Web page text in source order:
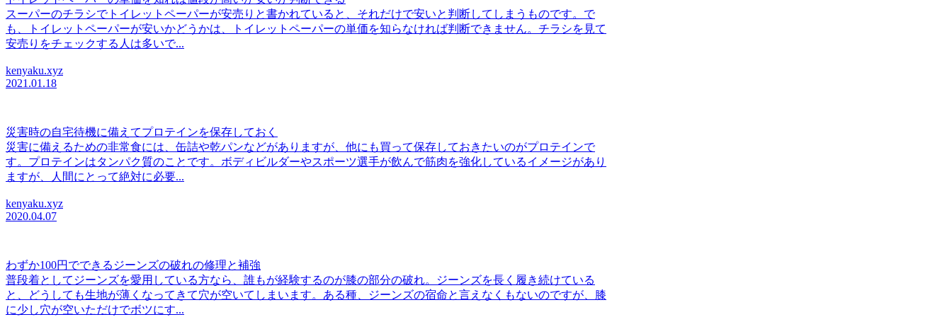
スーパーのチラシでトイレットペーパーが安売りと書かれていると、それだけで安いと判断してしまうものです。で
も、トイレットペーパーが安いかどうかは、トイレットペーパーの単価を知らなければ判断できません。チラシを見て
安売りをチェックする人は多いで...
kenyaku.xyz
2021.01.18
災害時の自宅待機に備えてプロテインを保存しておく
災害に備えるための非常食には、缶詰や乾パンなどがありますが、他にも買って保存しておきたいのがプロテインで
す。プロテインはタンパク質のことです。ボディビルダーやスポーツ選手が飲んで筋肉を強化しているイメージがあり
ますが、人間にとって絶対に必要...
kenyaku.xyz
2020.04.07
わずか100円でできるジーンズの破れの修理と補強
普段着としてジーンズを愛用している方なら、誰もが経験するのが膝の部分の破れ。ジーンズを長く履き続けている
と、どうしても生地が薄くなってきて穴が空いてしまいます。ある種、ジーンズの宿命と言えなくもないのですが、膝
に少し穴が空いただけでボツにす...